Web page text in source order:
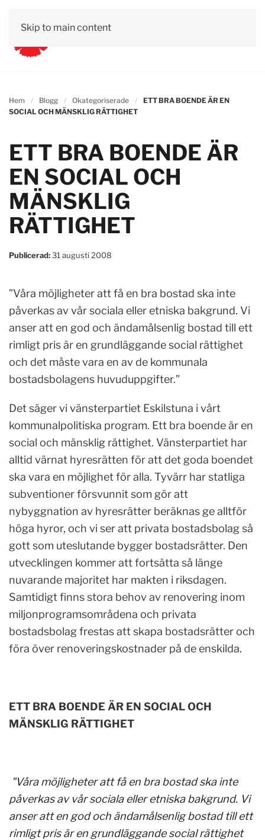
Skip to main content
Hem Blogg Okategoriserade
ETT BRA BOENDE ÄR EN
SOCIAL OCH MÄNSKLIG RÄTTIGHET
ETT BRA BOENDE ÄR
EN SOCIAL OCH
MÄNSKLIG
RÄTTIGHET
Publicerad:31 augusti 2008
”Våra möjligheter att få en bra bostad ska inte
påverkas av vår sociala eller etniska bakgrund. Vi
anser att en god och ändamålsenlig bostad till ett
rimligt pris är en grundläggande social rättighet
och det måste vara en av de kommunala
bostadsbolagens huvuduppgifter.”
Det säger vi vänsterpartiet Eskilstuna i vårt
kommunalpolitiska program. Ett bra boende är en
social och mänsklig rättighet. Vänsterpartiet har
alltid värnat hyresrätten för att det goda boendet
ska vara en möjlighet för alla. Tyvärr har statliga
subventioner försvunnit som gör att
nybyggnation av hyresrätter beräknas ge alltför
höga hyror, och vi ser att privata bostadsbolag så
gott som uteslutande bygger bostadsrätter. Den
utvecklingen kommer att fortsätta så länge
nuvarande majoritet har makten i riksdagen.
Samtidigt finns stora behov av renovering inom
miljonprogramsområdena och privata
bostadsbolag frestas att skapa bostadsrätter och
föra över renoveringskostnader på de enskilda.
ETT BRA BOENDE ÄR EN SOCIAL OCH
MÄNSKLIG RÄTTIGHET
"Våra möjligheter att få en bra bostad ska inte
påverkas av vår sociala eller etniska bakgrund. Vi
anser att en god och ändamålsenlig bostad till ett
rimligt pris är en grundläggande social rättighet